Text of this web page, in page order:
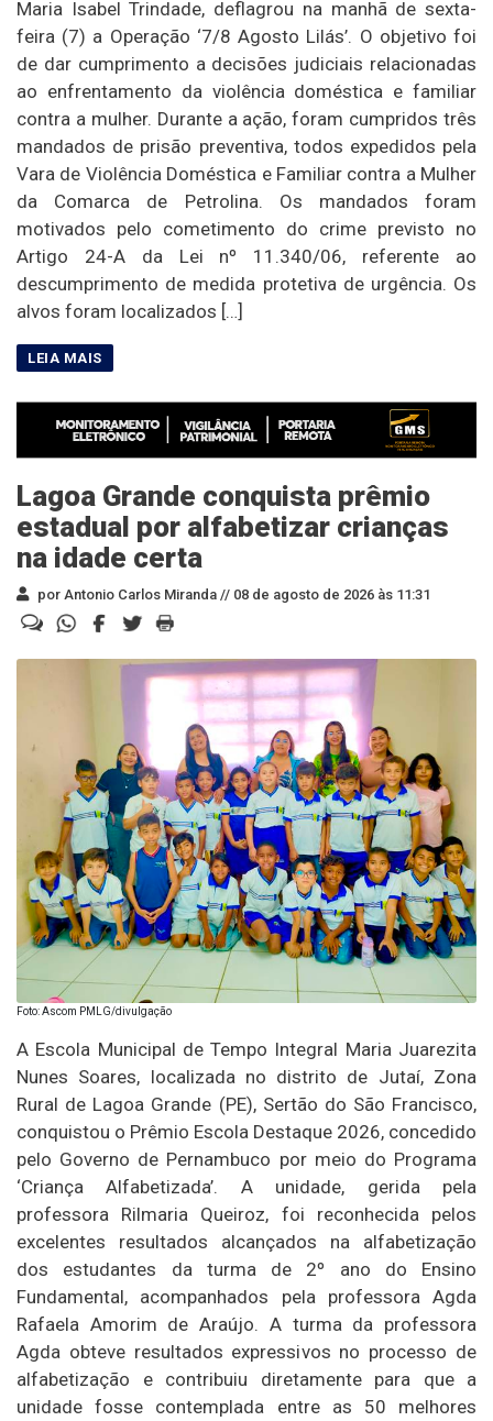
Maria Isabel Trindade, deflagrou na manhã de sexta-
feira (7) a Operação ‘7/8 Agosto Lilás’. O objetivo foi
de dar cumprimento a decisões judiciais relacionadas
ao enfrentamento da violência doméstica e familiar
contra a mulher. Durante a ação, foram cumpridos três
mandados de prisão preventiva, todos expedidos pela
Vara de Violência Doméstica e Familiar contra a Mulher
da Comarca de Petrolina. Os mandados foram
motivados pelo cometimento do crime previsto no
Artigo 24-A da Lei nº 11.340/06, referente ao
descumprimento de medida protetiva de urgência. Os
alvos foram localizados […]
Lagoa Grande conquista prêmio
estadual por alfabetizar crianças
na idade certa
por Antonio Carlos Miranda // 08 de agosto de 2026 às 11:31
Foto: Ascom PMLG/divulgação
A Escola Municipal de Tempo Integral Maria Juarezita
Nunes Soares, localizada no distrito de Jutaí, Zona
Rural de Lagoa Grande (PE), Sertão do São Francisco,
conquistou o Prêmio Escola Destaque 2026, concedido
pelo Governo de Pernambuco por meio do Programa
‘Criança Alfabetizada’. A unidade, gerida pela
professora Rilmaria Queiroz, foi reconhecida pelos
excelentes resultados alcançados na alfabetização
dos estudantes da turma de 2º ano do Ensino
Fundamental, acompanhados pela professora Agda
Rafaela Amorim de Araújo. A turma da professora
Agda obteve resultados expressivos no processo de
alfabetização e contribuiu diretamente para que a
unidade fosse contemplada entre as 50 melhores